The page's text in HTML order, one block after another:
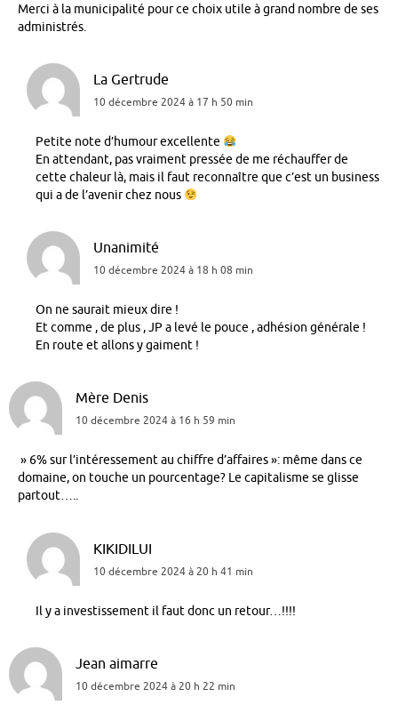
Merci à la municipalité pour ce choix utile à grand nombre de ses
administrés.
La Gertrude
10 décembre 2024 à 17 h 50 min
Petite note d’humour excellente
En attendant, pas vraiment pressée de me réchauffer de
cette chaleur là, mais il faut reconnaître que c’est un business
qui a de l’avenir chez nous
Unanimité
10 décembre 2024 à 18 h 08 min
On ne saurait mieux dire !
Et comme , de plus , JP a levé le pouce , adhésion générale !
En route et allons y gaiment !
Mère Denis
10 décembre 2024 à 16 h 59 min
» 6% sur l’intéressement au chiffre d’affaires »: même dans ce
domaine, on touche un pourcentage? Le capitalisme se glisse
partout…..
KIKIDILUI
10 décembre 2024 à 20 h 41 min
Il y a investissement il faut donc un retour…!!!!
Jean aimarre
10 décembre 2024 à 20 h 22 min